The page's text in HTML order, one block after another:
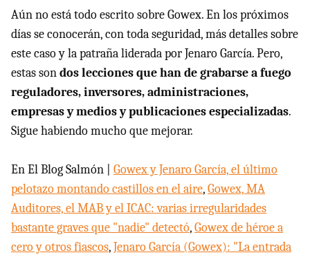
Aún no está todo escrito sobre Gowex. En los próximos
días se conocerán, con toda seguridad, más detalles sobre
este caso y la patraña liderada por Jenaro García. Pero,
estas sondos lecciones que han de grabarse a fuego
reguladores, inversores, administraciones,
empresas y medios y publicaciones especializadas.
Sigue habiendo mucho que mejorar.
En El Blog Salmón | Gowex y Jenaro García, el último
pelotazo montando castillos en el aire,Gowex, MA
Auditores, el MAB y el ICAC: varias irregularidades
bastante graves que "nadie" detectó,Gowex de héroe a
cero y otros fiascos,Jenaro García (Gowex): "La entrada